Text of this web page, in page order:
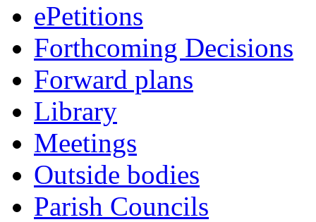
ePetitions
Forthcoming Decisions
Forward plans
Library
Meetings
Outside bodies
Parish Councils